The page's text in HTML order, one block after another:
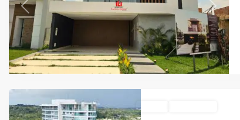
Previous Next
Ponta
Negra,
Manaus